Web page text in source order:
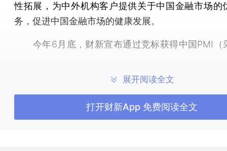
性拓展，为中外机构客户提供关于中国金融市场的
务，促进中国金融市场的健康发展。
今年6月底，财新宣布通过竞标获得中国PMI（
PMI。该指数由全球领先的多元化财经信息服务公
布，首期财新中国PMI终值将于8月初正式发布。
展开阅读全文
打开财新App 免费阅读全文